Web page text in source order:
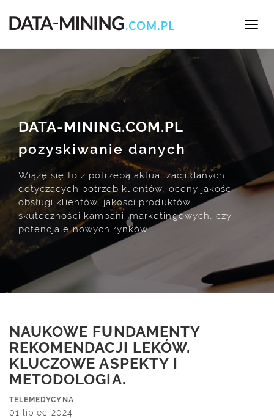
danych
oceny jakości
czy
DATA-
NAUKOWE FUNDAMENTY
REKOMENDACJI LEKÓW.
KLUCZOWE ASPEKTY I
METODOLOGIA.
TELEMEDYCYNA
01 lipiec 2024